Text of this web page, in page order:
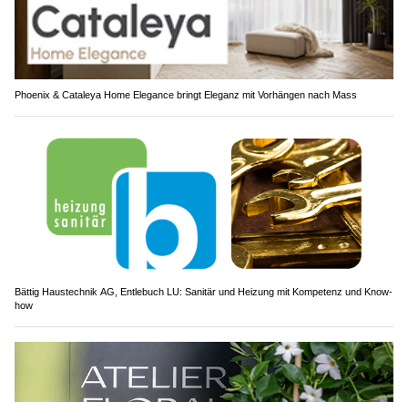
Phoenix & Cataleya Home Elegance bringt Eleganz mit Vorhängen nach Mass
Bättig Haustechnik AG, Entlebuch LU: Sanitär und Heizung mit Kompetenz und Know-
how